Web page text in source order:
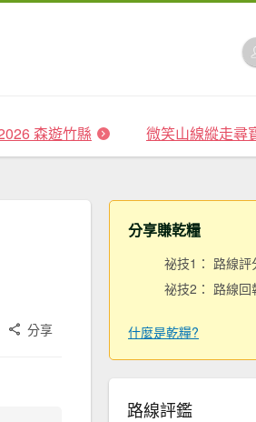
森遊竹縣 微笑山線縱走尋
分享
分享賺乾糧
祕技1： 路線
祕技2： 路線
什麼是乾糧?
路線評鑑